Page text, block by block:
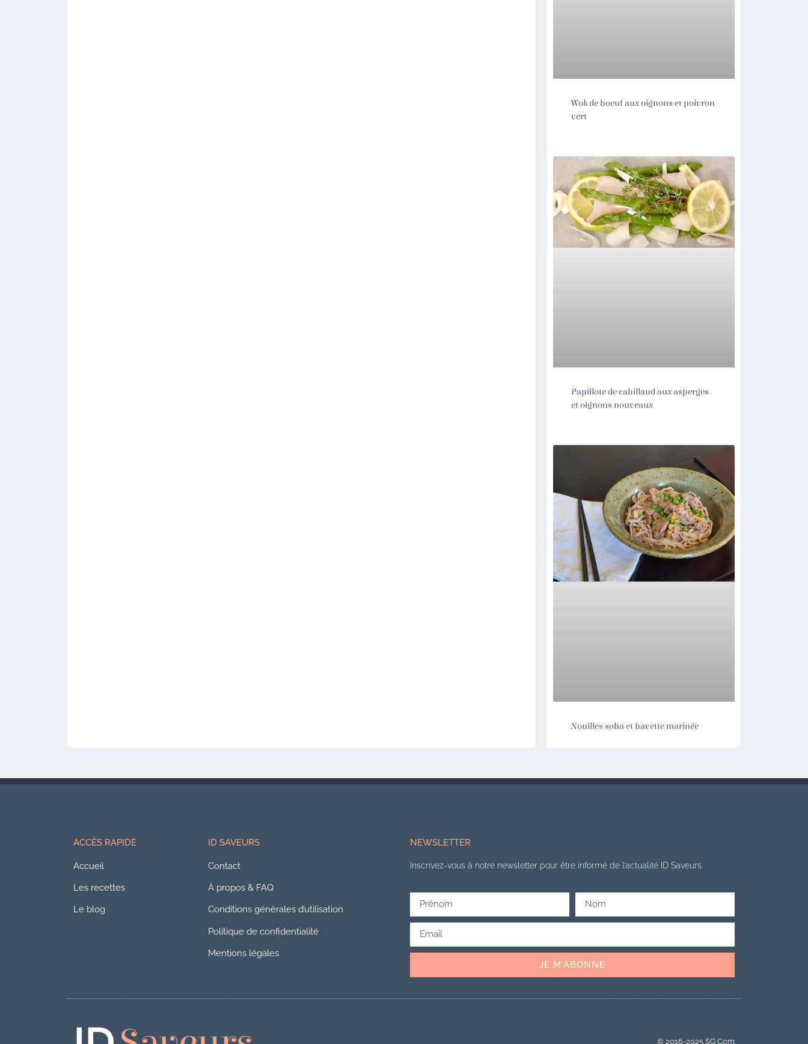
Wok de boeuf aux oignons et poivron
vert
Papillote de cabillaud aux asperges
et oignons nouveaux
Nouilles soba et bavette marinée
ACCÈS RAPIDE
Accueil
Les recettes
Le blog
ID SAVEURS
Contact
À propos & FAQ
Conditions générales d’utilisation
Politique de confidentialité
Mentions légales
NEWSLETTER
Inscrivez-vous à notre newsletter pour être informé de l’actualité ID Saveurs.
JE M'ABONNE
© 2016-2025 SG Com